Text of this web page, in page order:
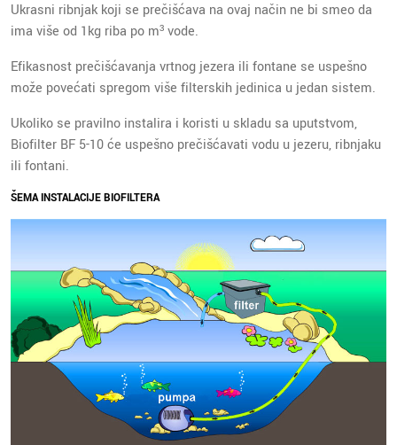
Ukrasni ribnjak koji se prečišćava na ovaj način ne bi smeo da
ima više od 1kg riba po m³ vode.
Efikasnost prečišćavanja vrtnog jezera ili fontane se uspešno
može povećati spregom više filterskih jedinica u jedan sistem.
Ukoliko se pravilno instalira i koristi u skladu sa uputstvom,
Biofilter BF 5-10 će uspešno prečišćavati vodu u jezeru, ribnjaku
ili fontani.
ŠEMA INSTALACIJE BIOFILTERA